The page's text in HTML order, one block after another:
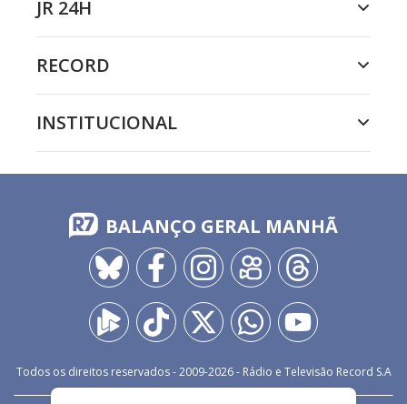
JR 24H
RECORD
INSTITUCIONAL
BALANÇO GERAL MANHÃ
Todos os direitos reservados - 2009-2026- Rádio e Televisão Record S.A